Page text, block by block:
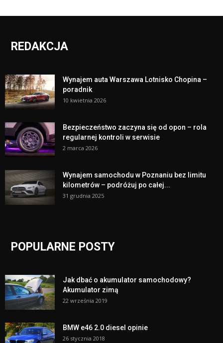
REDAKCJA
Wynajem auta Warszawa Lotnisko Chopina –
poradnik
10 kwietnia 2026
Bezpieczeństwo zaczyna się od opon – rola
regularnej kontroli w serwisie
2 marca 2026
Wynajem samochodu w Poznaniu bez limitu
kilometrów – podróżuj po całej...
31 grudnia 2025
POPULARNE POSTY
Jak dbać o akumulator samochodowy?
Akumulator zimą
22 września 2019
BMW e46 2.0 diesel opinie
26 stycznia 2018